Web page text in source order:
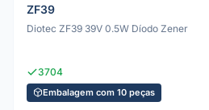
ZF39
Diotec ZF39 39V 0.5W Díodo Zener
3704
Embalagem com 10 peças